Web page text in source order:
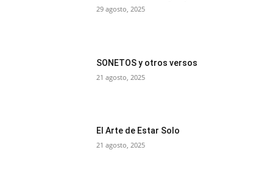
29 agosto, 2025
SONETOS y otros versos
21 agosto, 2025
El Arte de Estar Solo
21 agosto, 2025